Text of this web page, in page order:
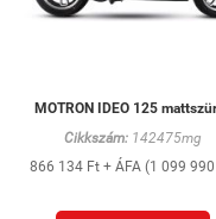
MOTRON IDEO 125
Cikkszám: 142475mg
866 134 Ft + ÁFA (1 099